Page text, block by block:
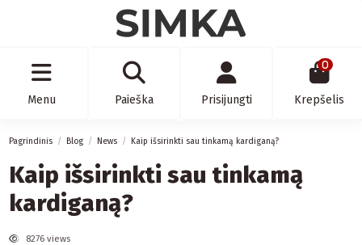
Menu Paieška Prisijungti
0
Krepšelis
Pagrindinis Blog News Kaip išsirinkti sau tinkamą kardiganą?
Kaip išsirinkti sau tinkamą
kardiganą?
8276 views